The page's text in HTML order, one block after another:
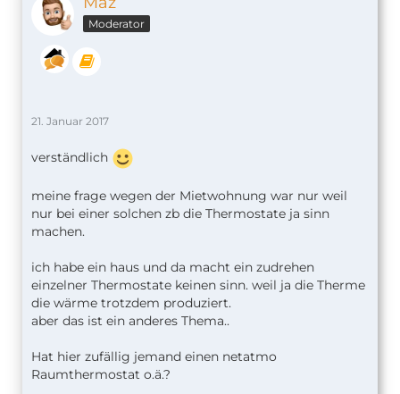
Moderator
21. Januar 2017
verständlich
meine frage wegen der Mietwohnung war nur weil
nur bei einer solchen zb die Thermostate ja sinn
machen.
ich habe ein haus und da macht ein zudrehen
einzelner Thermostate keinen sinn. weil ja die Therme
die wärme trotzdem produziert.
aber das ist ein anderes Thema..
Hat hier zufällig jemand einen netatmo
Raumthermostat o.ä.?